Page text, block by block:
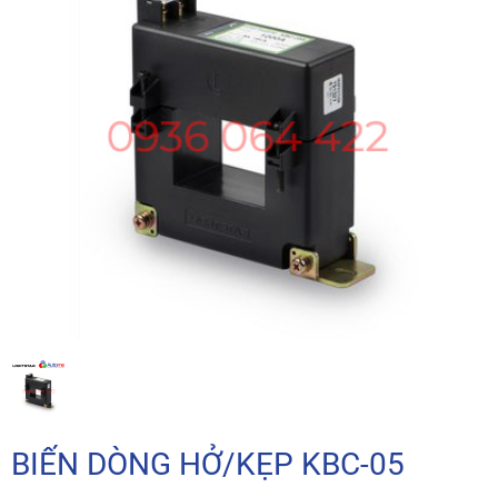
BIẾN DÒNG HỞ/KẸP KBC-05